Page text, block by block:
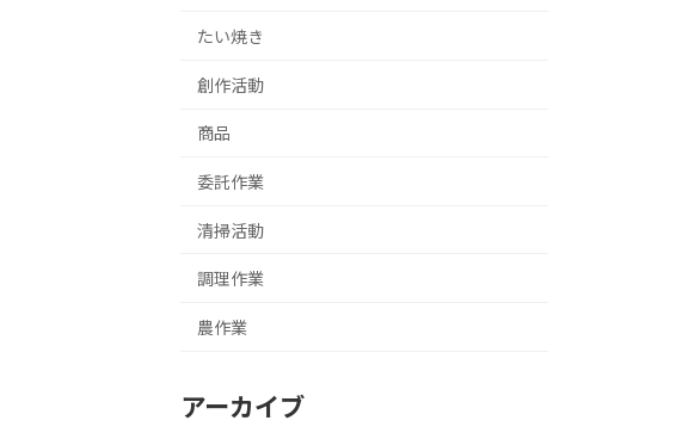
たい焼き
創作活動
商品
委託作業
清掃活動
調理作業
農作業
アーカイブ